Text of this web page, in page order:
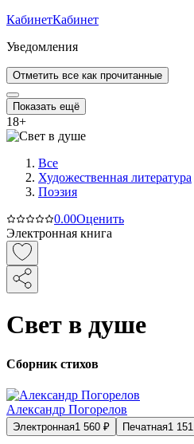
КабинетКабинет
Уведомления
Отметить все как прочитанные
Показать ещё
18+
Все
Художественная литература
Поэзия
0.00Оценить
Электронная книга
Свет в душе
Сборник стихов
Александр Погорелов
Электронная1 560 ₽ Печатная1 151